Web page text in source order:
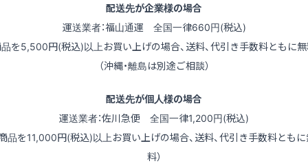
配送先が企業様の場合
運送業者：福山通運 全国一律660円(税込)
品を5,500円(税込)以上お買い上げの場合、送料、代引き手数料ともに無
（沖縄・離島は別途ご相談）
配送先が個人様の場合
運送業者：佐川急便 全国一律1,200円(税込)
品を11,000円(税込)以上お買い上げの場合、送料、代引き手数料とも
料）